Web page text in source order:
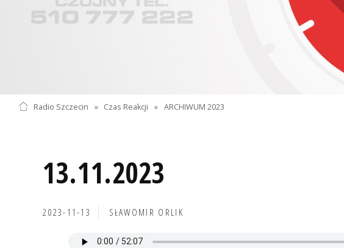
Radio Szczecin » Czas Reakcji » ARCHIWUM 2023
13.11.2023
2023-11-13 SŁAWOMIR ORLIK